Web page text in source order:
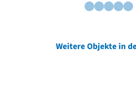
Weitere Objekte in